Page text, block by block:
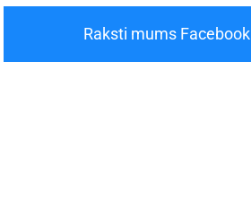
Raksti mums Facebook